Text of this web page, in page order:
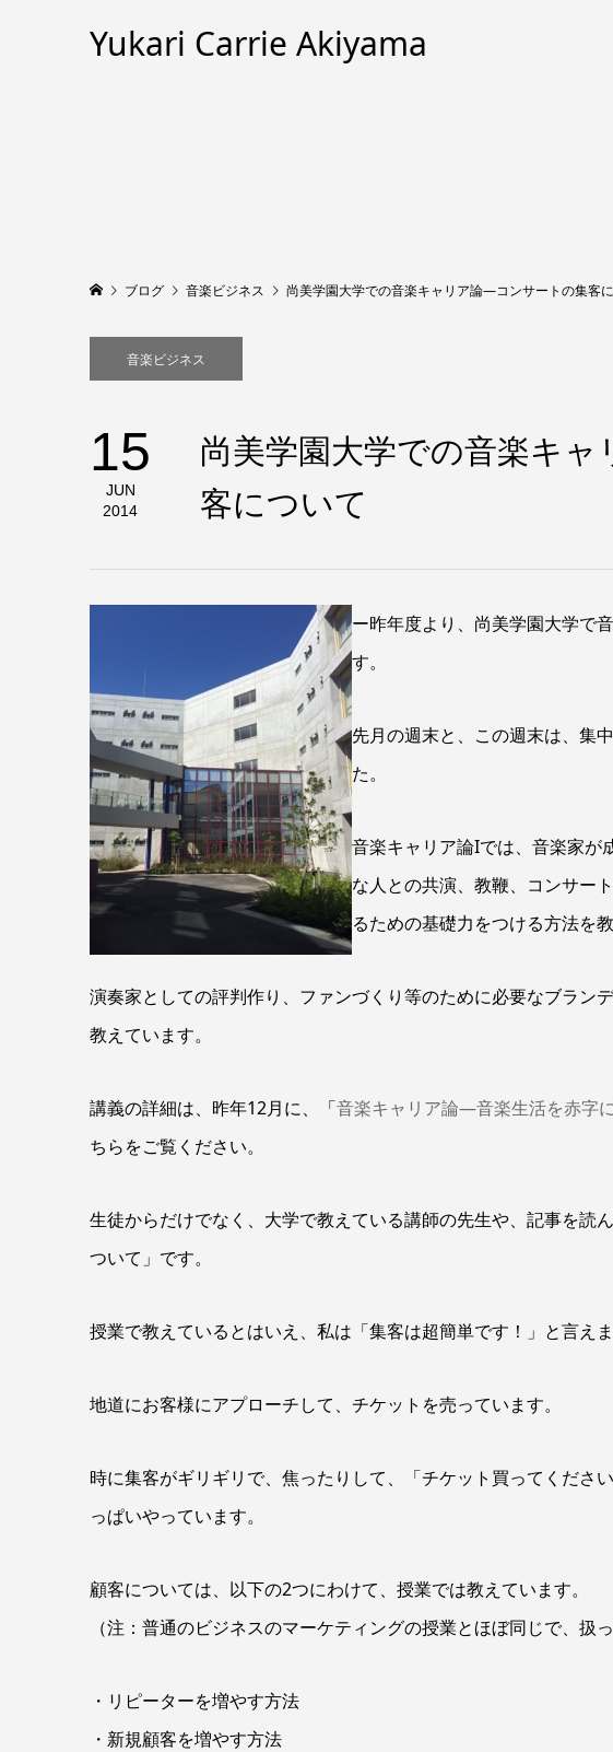
Yukari Carrie Akiyama
ブログ 音楽ビジネス 尚美学園大学での音楽キャリア論―コンサートの集客
音楽ビジネス
15
JUN
2014
尚美学園大学での音楽キ
客について
ー昨年度より、尚美学園大学で
す。
先月の週末と、この週末は、集
た。
音楽キャリア論Iでは、音楽家
な人との共演、教鞭、コンサー
るための基礎力をつける方法を教
演奏家としての評判作り、ファンづくり等のために必要なブラン
教えています。
講義の詳細は、昨年12月に、「音楽キャリア論―音楽生活を赤字
ちらをご覧ください。
生徒からだけでなく、大学で教えている講師の先生や、記事を読
ついて」です。
授業で教えているとはいえ、私は「集客は超簡単です！」と言えま
地道にお客様にアプローチして、チケットを売っています。
時に集客がギリギリで、焦ったりして、「チケット買ってくださ
っぱいやっています。
顧客については、以下の2つにわけて、授業では教えています。
（注：普通のビジネスのマーケティングの授業とほぼ同じで、扱
・リピーターを増やす方法
・新規顧客を増やす方法